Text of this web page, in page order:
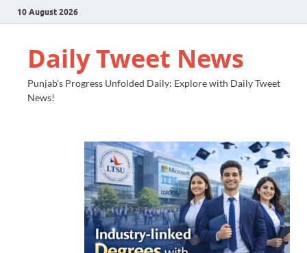
10 August 2026
Daily Tweet News
Punjab's Progress Unfolded Daily: Explore with Daily Tweet
News!